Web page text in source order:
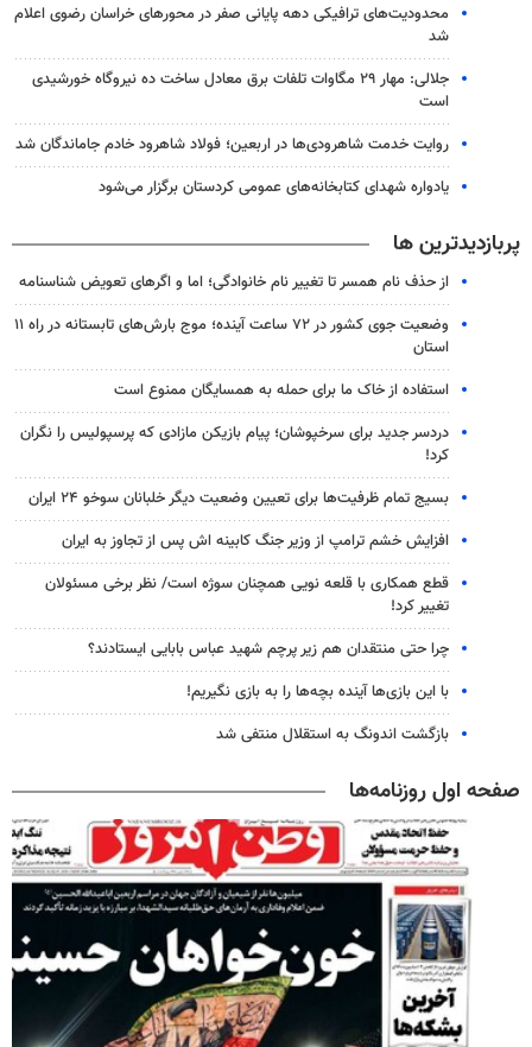
محدودیت‌های ترافیکی دهه پایانی صفر در محورهای خراسان رضوی اعلام
شد
جلالی: مهار ۲۹ مگاوات تلفات برق معادل ساخت ده نیروگاه خورشیدی
است
روایت خدمت شاهرودی‌ها در اربعین؛ فولاد شاهرود خادم جاماندگان شد
یادواره شهدای کتابخانه‌های عمومی کردستان برگزار می‌شود
پربازدیدترین ها
از حذف نام همسر تا تغییر نام خانوادگی؛ اما و اگرهای تعویض شناسنامه
وضعیت جوی کشور در ۷۲ ساعت آینده؛ موج بارش‌های تابستانه در راه ۱۱
استان
استفاده از خاک ما برای حمله به همسایگان ممنوع است
دردسر جدید برای سرخپوشان؛ پیام بازیکن مازادی که پرسپولیس را نگران
کرد!
بسیج تمام ظرفیت‌ها برای تعیین وضعیت دیگر خلبانان سوخو ۲۴ ایران
افزایش خشم ترامپ از وزیر جنگ کابینه اش پس از تجاوز به ایران
قطع همکاری با قلعه نویی همچنان سوژه است/ نظر برخی مسئولان
تغییر کرد!
چرا حتی منتقدان هم زیر پرچم شهید عباس بابایی ایستادند؟
با این بازی‌ها آینده بچه‌ها را به بازی نگیریم!
بازگشت اندونگ به استقلال منتفی شد
صفحه اول روزنامه‌ها